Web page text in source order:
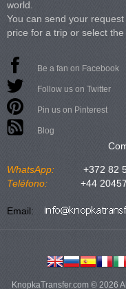
world.
You can send your
price for a trip or select
Be a fan on Facebook
Follow us on Twitter
Pin us on Pinterest
Blog
WhatsApp:
+372 82
Teléfono:
+44
Email:
KnopkaTransfer.com © 2026